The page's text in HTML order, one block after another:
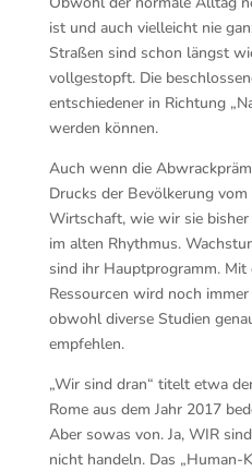
ist und auch vielleicht nie
Straßen sind schon längst
vollgestopft. Die
entschiedener in Richtung
werden können.
Auch wenn die
Drucks der Bevölkerung
Wirtschaft, wie wir sie
im alten Rhythmus.
sind ihr Hauptprogramm. Mit
Ressourcen wird noch
obwohl diverse Studien
empfehlen.
„Wir sind dran“ titelt etwa
Rome aus dem Jahr 2017
Aber sowas von. Ja, WIR
nicht handeln. Das „Human-